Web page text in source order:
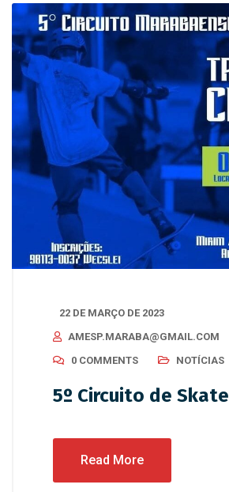
22 DE MARÇO DE 2023
AMESP.MARABA@GMAIL.COM
0 COMMENTS
NOTÍCIAS
5º Circuito de Skate
Read More